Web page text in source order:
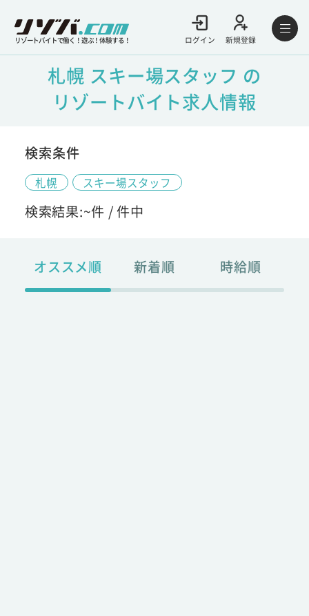
リゾートバイトで働く！遊ぶ！体験する！ ログイン 新規登録
札幌 スキー場スタッフ の
リゾートバイト求人情報
検索条件
札幌 スキー場スタッフ
検索結果:~件 /件中
オススメ順 新着順 時給順